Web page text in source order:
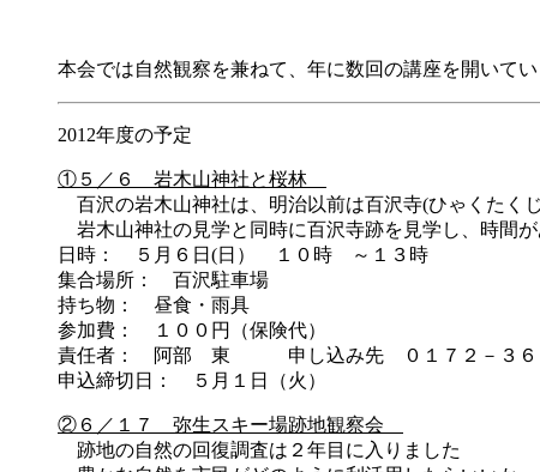
本会では自然観察を兼ねて、年に数回の講座を開いて
2012年度の予定
①５／６ 岩木山神社と桜林
百沢の岩木山神社は、明治以前は百沢寺(ひゃくたく
岩木山神社の見学と同時に百沢寺跡を見学し、時間
日時： ５月６日(日） １０時 ～１３
集合場所： 百沢駐車場
持ち物： 昼食・雨具
参加費： １００円（保険代）
責任者： 阿部 東 申し込み先 ０１７２－３６
申込締切日： ５月１日（火）
②６／１７ 弥生スキー場跡地観察会
跡地の自然の回復調査は２年目に入りました